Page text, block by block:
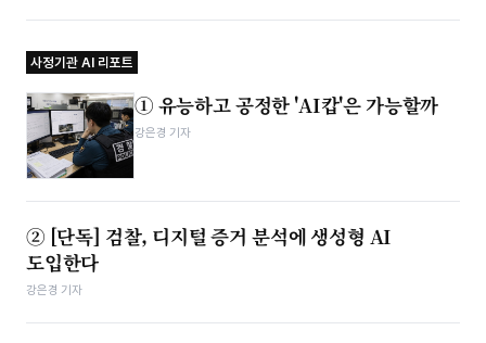
사정기관 AI 리포트
① 유능하고 공정한 'AI캅'은 가능할까
강은경 기자
② [단독] 검찰, 디지털 증거 분석에 생성형 AI
도입한다
강은경 기자